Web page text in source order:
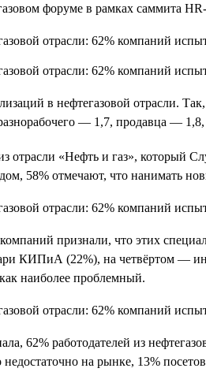
форуме в рамках саммита
в нефтегазовой отрасли.
— 1,7, продавца —
«Нефть и газ», который
58% отмечают, что нанимать
признали, что этих
КИПиА (22%), на четвёртом
наиболее проблемный.
62% работодателей из
на рынке, 13%